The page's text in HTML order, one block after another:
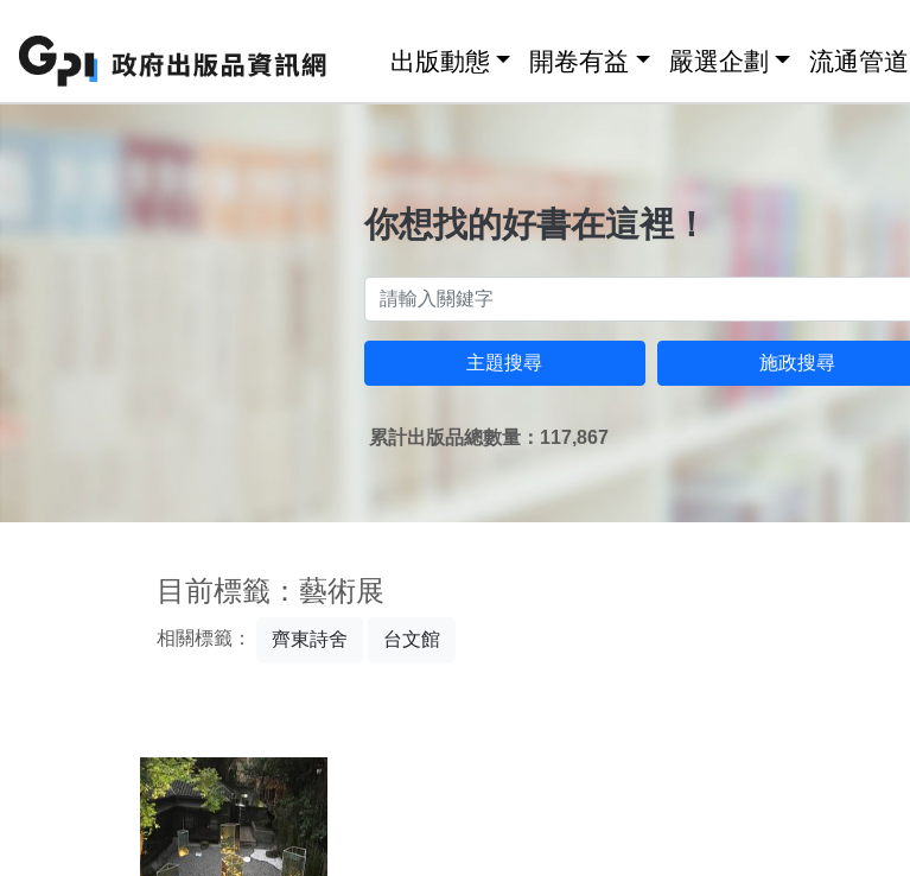
出版動態 開卷有益 嚴選企劃 流通管道
你想找的好書在這裡！
主題搜尋 施政搜尋
累計出版品總數量：117,867
目前標籤：藝術展
相關標籤： 齊東詩舍 台文館